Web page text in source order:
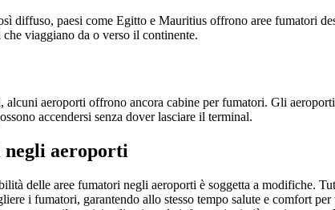
diffuso, paesi come Egitto e Mauritius offrono aree fumatori
viaggiano da o verso il continente.
aeroporti offrono ancora cabine per fumatori. Gli
accendersi senza dover lasciare il terminal.
negli aeroporti
delle aree fumatori negli aeroporti è soggetta a modifiche.
i fumatori, garantendo allo stesso tempo salute e comfort